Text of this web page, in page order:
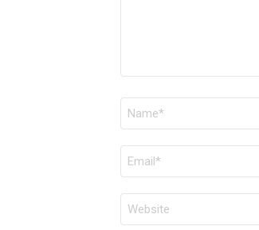
AD
E-
POSTA
İNTERNET
SITESI